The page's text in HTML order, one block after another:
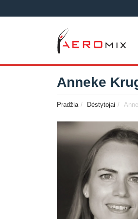
Anneke
Pradžia Dėstytojai